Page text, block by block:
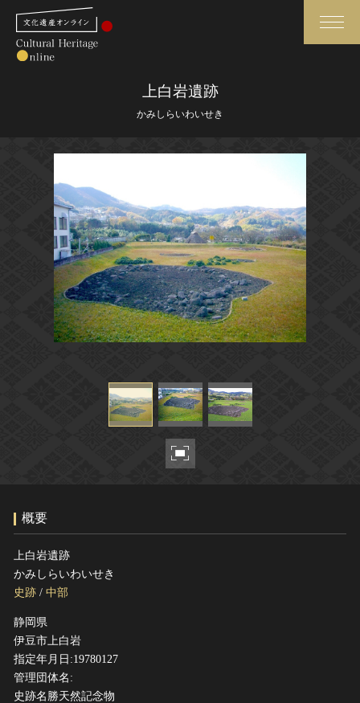
さらに詳細検索
作品一覧
カテゴリで見る
世界遺産と無形文化遺産
全国の美術館・博物館
媒体資料・関連記事等
博物館、美術館の皆さまへ
文化庁よりご挨拶
今月のみどころ
お知らせ一覧
このサイトについて
関連サイトリンク
サイトマップ
サイトのご意見はこちら
文化遺産データベース
国指定文化財等データベース
上白岩遺跡
かみしらいわいせき
概要
上白岩遺跡
かみしらいわいせき
史跡 / 中部
静岡県
伊豆市上白岩
指定年月日:19780127
管理団体名:
史跡名勝天然記念物